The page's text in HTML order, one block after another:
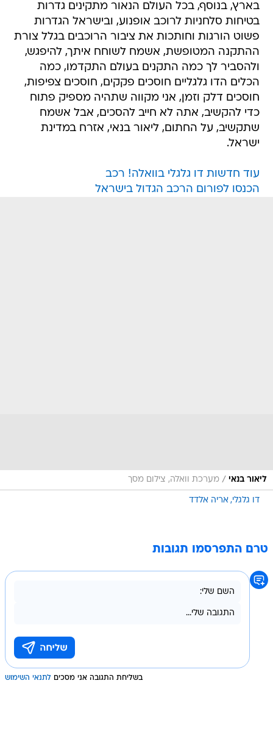
בארץ, בנוסף, בכל העולם הנאור מתקינים גדרות
בטיחות סלחניות לרוכב אופנוע, ובישראל הגדרות
פשוט הורגות וחותכות את ציבור הרוכבים בגלל צורת
ההתקנה המטופשת, אשמח לשוחח איתך, להיפגש,
ולהסביר לך כמה התקנים בעולם התקדמו, כמה
הכלים הדו גלגליים חוסכים פקקים, חוסכים צפיפות,
חוסכים דלק וזמן, אני מקווה שתהיה מספיק פתוח
כדי להקשיב, אתה לא חייב להסכים, אבל אשמח
שתקשיב, על החתום, ליאור בנאי, אזרח במדינת
ישראל.
עוד חדשות דו גלגלי בוואלה! רכב
הכנסו לפורום הרכב הגדול בישראל
ליאור בנאי / מערכת וואלה, צילום מסך
דו גלגלי אריה אלדד
טרם התפרסמו תגובות
בשליחת התגובה אני מסכים לתנאי השימוש